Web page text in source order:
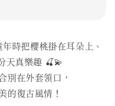
時把櫻桃掛在耳朵上、
天真樂趣 🍒💫
別在外套領口，
的復古風情！